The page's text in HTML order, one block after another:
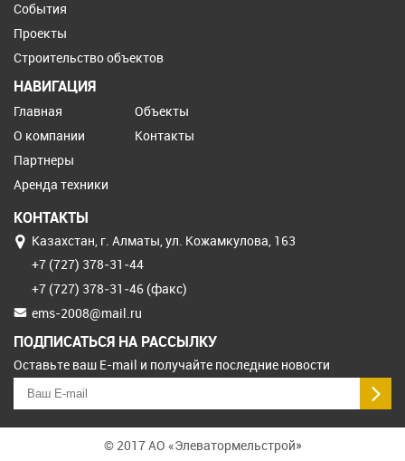
События
Проекты
Строительство объектов
НАВИГАЦИЯ
Главная
О компании
Партнеры
Аренда техники
Объекты
Контакты
КОНТАКТЫ
Казахстан, г. Алматы, ул. Кожамкулова, 163
+7 (727) 378‒31‒44
+7 (727) 378‒31‒46 (факс)
ems-2008@mail.ru
ПОДПИСАТЬСЯ НА РАССЫЛКУ
Оставьте ваш E-mail и получайте последние новости
© 2017 АО «Элеватормельстрой»